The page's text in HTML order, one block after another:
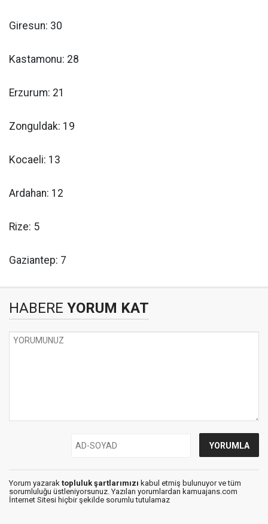
Giresun: 30
Kastamonu: 28
Erzurum: 21
Zonguldak: 19
Kocaeli: 13
Ardahan: 12
Rize: 5
Gaziantep: 7
HABERE YORUM KAT
Yorum yazarak topluluk şartlarımızı kabul etmiş bulunuyor ve tüm
sorumluluğu üstleniyorsunuz. Yazılan yorumlardan kamuajans.com
İnternet Sitesi hiçbir şekilde sorumlu tutulamaz